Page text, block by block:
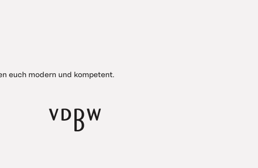
euch modern und kompetent.